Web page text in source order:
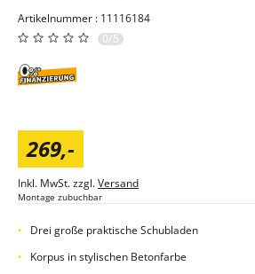
Artikelnummer : 11116184
0/5
269,-
Inkl. MwSt. zzgl.Versand
Montage zubuchbar
Drei große praktische Schubladen
Korpus in stylischen Betonfarbe